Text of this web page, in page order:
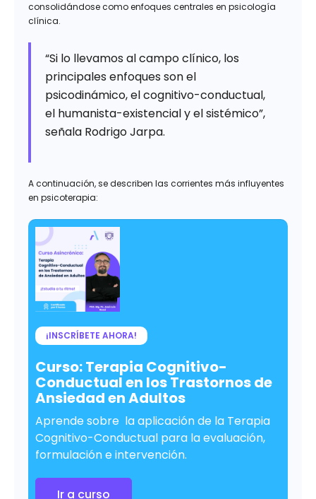
consolidándose como enfoques centrales en psicología
clínica.
“Si lo llevamos al campo clínico, los
principales enfoques son el
psicodinámico, el cognitivo-conductual,
el humanista-existencial y el sistémico”,
señala Rodrigo Jarpa.
A continuación, se describen las corrientes más influyentes
en psicoterapia:
¡INSCRÍBETE AHORA!
Curso: Terapia Cognitivo-
Conductual en los Trastornos de
Ansiedad en Adultos
Aprende sobre la aplicación de la Terapia
Cognitivo-Conductual para la evaluación,
formulación e intervención.
Ir a curso